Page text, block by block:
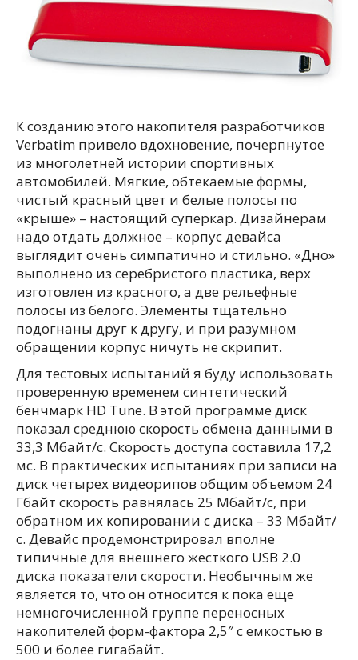
К созданию этого накопителя разработчиков
Verbatim привело вдохновение, почерпнутое
из многолетней истории спортивных
автомобилей. Мягкие, обтекаемые формы,
чистый красный цвет и белые полосы по
«крыше» – настоящий суперкар. Дизайнерам
надо отдать должное – корпус девайса
выглядит очень симпатично и стильно. «Дно»
выполнено из серебристого пластика, верх
изготовлен из красного, а две рельефные
полосы из белого. Элементы тщательно
подогнаны друг к другу, и при разумном
обращении корпус ничуть не скрипит.
Для тестовых испытаний я буду использовать
проверенную временем синтетический
бенчмарк HD Tune. В этой программе диск
показал среднюю скорость обмена данными в
33,3 Мбайт/с. Скорость доступа составила 17,2
мс. В практических испытаниях при записи на
диск четырех видеорипов общим объемом 24
Гбайт скорость равнялась 25 Мбайт/с, при
обратном их копировании с диска – 33 Мбайт/
с. Девайс продемонстрировал вполне
типичные для внешнего жесткого USB 2.0
диска показатели скорости. Необычным же
является то, что он относится к пока еще
немногочисленной группе переносных
накопителей форм-фактора 2,5″ с емкостью в
500 и более гигабайт.